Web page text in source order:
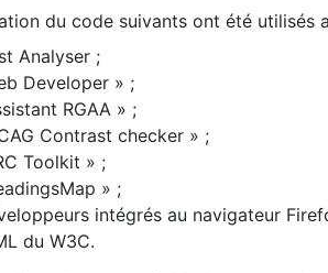
du code suivants ont été utilisés
Analyser ;
Developer » ;
RGAA » ;
Contrast checker » ;
Toolkit » ;
» ;
intégrés au navigateur
du W3C.